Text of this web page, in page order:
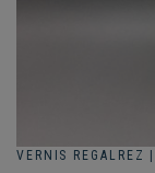
VERNIS REGALREZ